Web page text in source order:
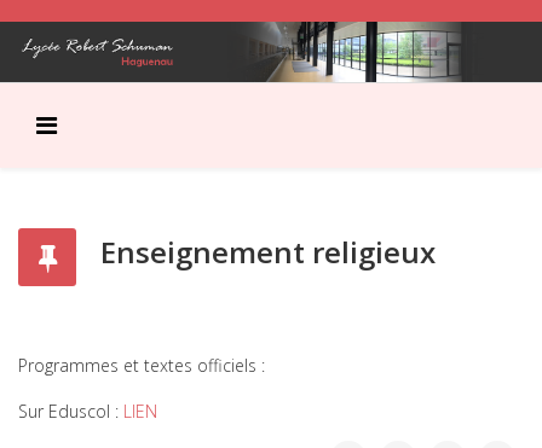
Enseignement religieux
Programmes et textes officiels :
Sur Eduscol : LIEN